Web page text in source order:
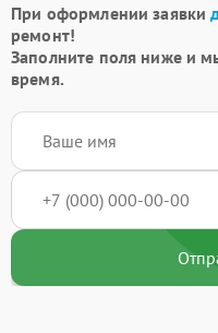
При оформлении заявки
ремонт!
Заполните поля ниже и
время.